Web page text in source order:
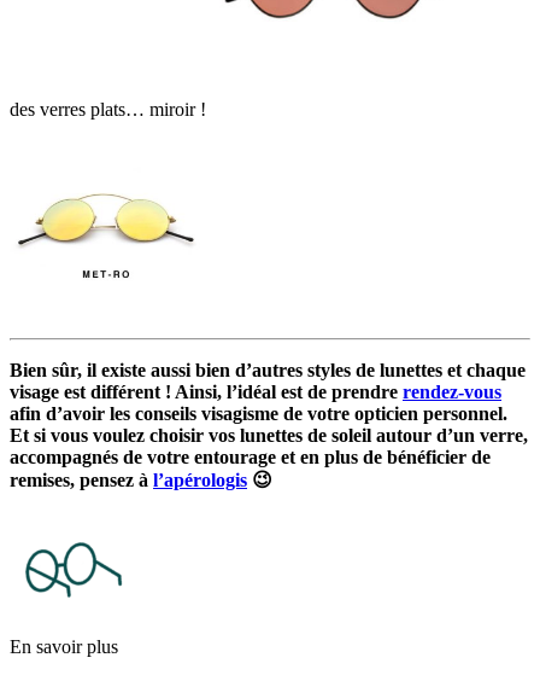
des verres plats… miroir !
Bien sûr, il existe aussi bien d’autres styles de lunettes et chaque
visage est différent ! Ainsi, l’idéal est de prendre rendez-vous
afin d’avoir les conseils visagisme de votre opticien personnel.
Et si vous voulez choisir vos lunettes de soleil autour d’un verre,
accompagnés de votre entourage et en plus de bénéficier de
remises, pensez à l’apérologis 😉
En savoir plus